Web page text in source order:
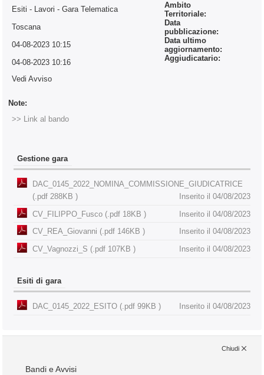
Esiti - Lavori- Gara Telematica
Ambito
Territoriale:
Toscana
Data
pubblicazione:
04-08-2023 10:15
Data ultimo
aggiornamento:
04-08-2023 10:16
Aggiudicatario:
Vedi Avviso
Note:
>> Link al bando
Gestione gara
DAC_0145_2022_NOMINA_COMMISSIONE_GIUDICATRICE
(.pdf 288KB )
Inserito il 04/08/2023
CV_FILIPPO_Fusco (.pdf 18KB )
Inserito il 04/08/2023
CV_REA_Giovanni (.pdf 146KB )
Inserito il 04/08/2023
CV_Vagnozzi_S (.pdf 107KB )
Inserito il 04/08/2023
Esiti di gara
DAC_0145_2022_ESITO (.pdf 99KB ) Inserito il 04/08/2023
Chiudi
Bandi e Avvisi